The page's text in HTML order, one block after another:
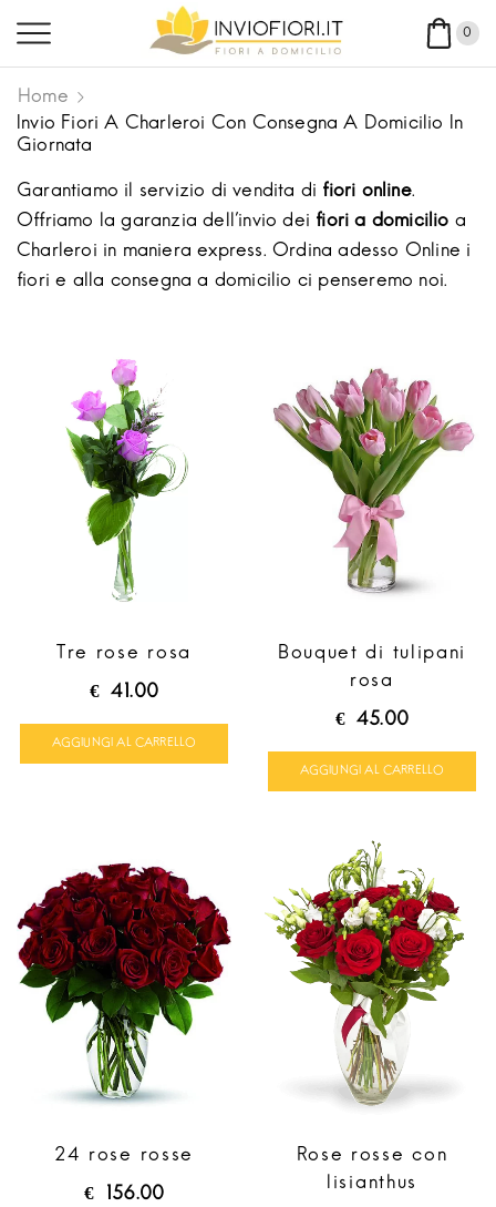
0
Home
Invio Fiori A Charleroi Con Consegna A Domicilio In
Giornata
Garantiamo il servizio di vendita di fiori online.
Offriamo la garanzia dell'invio dei fiori a domicilio a
Charleroi in maniera express. Ordina adesso Online i
fiori e alla consegna a domicilio ci penseremo noi.
Tre rose rosa
€ 41.00
AGGIUNGI AL CARRELLO
Bouquet di tulipani
rosa
€ 45.00
AGGIUNGI AL CARRELLO
24 rose rosse
€ 156.00
Rose rosse con
lisianthus